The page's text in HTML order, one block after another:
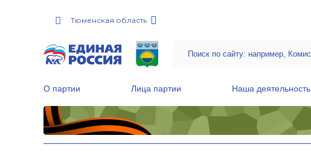
Тюменская область
О партии Лица партии Наша деятельность